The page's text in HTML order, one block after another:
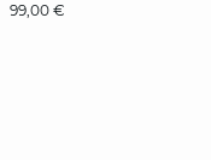
99,00 €